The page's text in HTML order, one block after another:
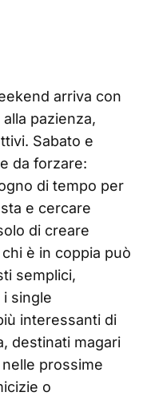
arriva con
pazienza,
Sabato e
da forzare:
di tempo per
e cercare
di creare
è in coppia può
semplici,
single
interessanti di
destinati magari
prossime
o